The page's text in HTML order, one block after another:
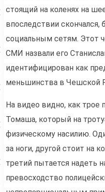
стоящий на коленях на
впоследствии скончался,
социальным сетям. Этот
СМИ назвали его
идентифицирован как
меньшинства в Чешской
На видео видно, как трое
Томаша, который на
физическому насилию.
за ноги, другой стоит на
третий пытается надеть
превосходство